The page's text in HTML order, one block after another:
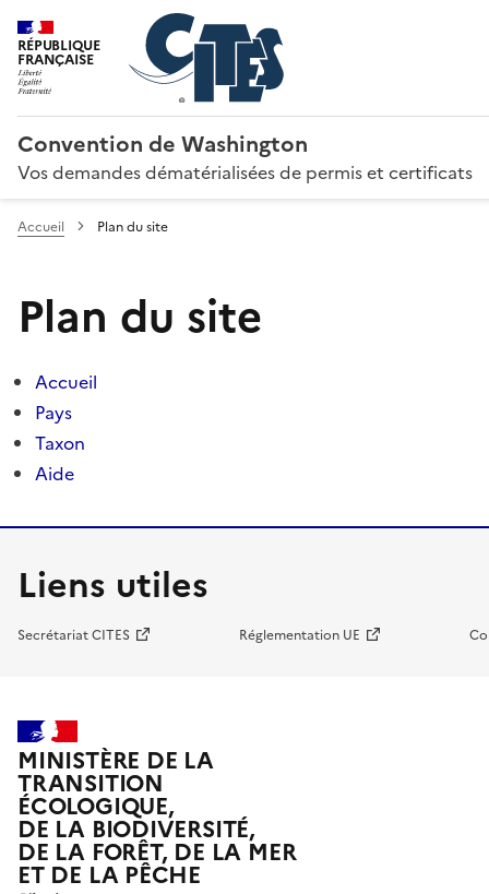
RÉPUBLIQUE
FRANÇAISE
Convention de Washington
Vos demandes dématérialisées de permis et certificats
Accueil Plan du site
Plan du site
Accueil
Pays
Taxon
Aide
Liens utiles
Secrétariat CITES Réglementation UE
MINISTÈRE DE LA
TRANSITION
ÉCOLOGIQUE,
DE LA BIODIVERSITÉ,
DE LA FORÊT, DE LA MER
ET DE LA PÊCHE